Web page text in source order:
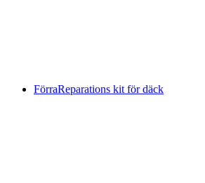
FörraReparations kit för däck